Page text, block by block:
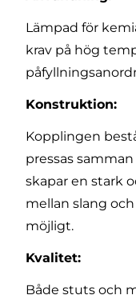
Lämpad för
krav på hög
Konstruktion:
Kopplingen
pressas
skapar en stark
mellan slang
möjligt.
Kvalitet:
Både stuts och